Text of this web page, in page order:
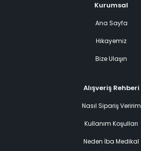
Kurumsal
Ana Sayfa
Hikayemiz
Bize Ulaşın
Alışveriş Rehberi
Nasıl Sipariş Veririm
Kullanım Koşulları
Neden İba Medikal